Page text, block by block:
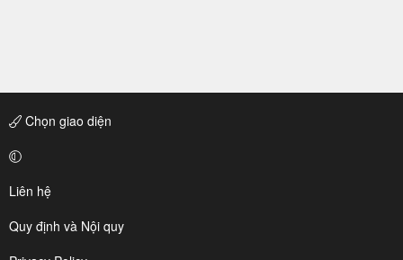
Chọn giao diện
Liên hệ
Quy định và Nội quy